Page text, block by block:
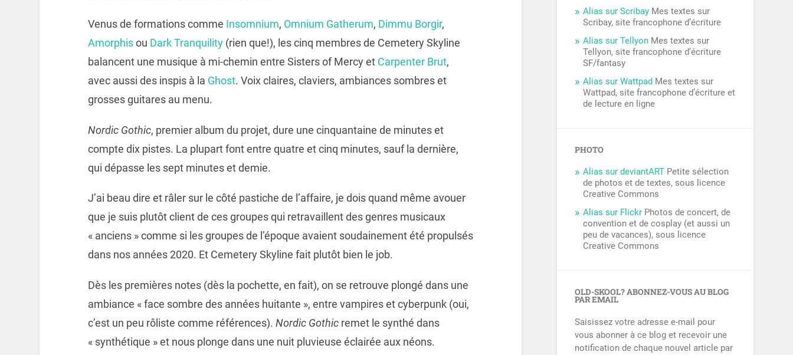
Venus de formations comme Insomnium, Omnium Gatherum, Dimmu Borgir,
Amorphisou Dark Tranquility(rien que!), les cinq membres de Cemetery Skyline
balancent une musique à mi-chemin entre Sisters of Mercy et Carpenter Brut,
avec aussi des inspis à la Ghost. Voix claires, claviers, ambiances sombres et
grosses guitares au menu.
Nordic Gothic, premier album du projet, dure une cinquantaine de minutes et
compte dix pistes. La plupart font entre quatre et cinq minutes, sauf la dernière,
qui dépasse les sept minutes et demie.
J’ai beau dire et râler sur le côté pastiche de l’affaire, je dois quand même avouer
que je suis plutôt client de ces groupes qui retravaillent des genres musicaux
« anciens » comme si les groupes de l’époque avaient soudainement été propulsés
dans nos années 2020. Et Cemetery Skyline fait plutôt bien le job.
Dès les premières notes (dès la pochette, en fait), on se retrouve plongé dans une
ambiance « face sombre des années huitante », entre vampires et cyberpunk (oui,
c’est un peu rôliste comme références). Nordic Gothicremet le synthé dans
« synthétique » et nous plonge dans une nuit pluvieuse éclairée aux néons.
Alias sur Scribay Mes textes sur
Scribay, site francophone d’écriture
Alias sur Tellyon Mes textes sur
Tellyon, site francophone d’écriture
SF/fantasy
Alias sur Wattpad Mes textes sur
Wattpad, site francophone d’écriture et
de lecture en ligne
PHOTO
Alias sur deviantART Petite sélection
de photos et de textes, sous licence
Creative Commons
Alias sur Flickr Photos de concert, de
convention et de cosplay (et aussi un
peu de vacances), sous licence
Creative Commons
OLD-SKOOL? ABONNEZ-VOUS AU BLOG
PAR EMAIL
Saisissez votre adresse e-mail pour
vous abonner à ce blog et recevoir une
notification de chaque nouvel article par